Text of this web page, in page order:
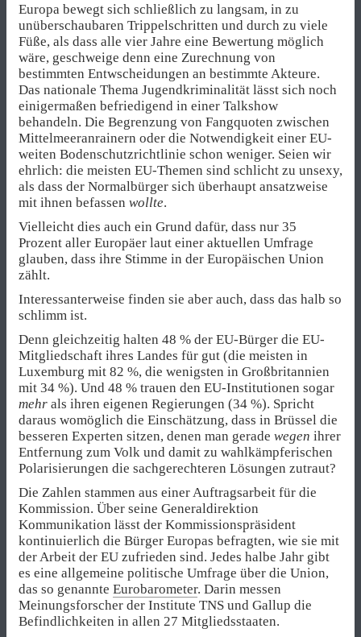
Europa bewegt sich schließlich zu langsam, in zu
unüberschaubaren Trippelschritten und durch zu viele
Füße, als dass alle vier Jahre eine Bewertung möglich
wäre, geschweige denn eine Zurechnung von
bestimmten Entwscheidungen an bestimmte Akteure.
Das nationale Thema Jugendkriminalität lässt sich noch
einigermaßen befriedigend in einer Talkshow
behandeln. Die Begrenzung von Fangquoten zwischen
Mittelmeeranrainern oder die Notwendigkeit einer EU-
weiten Bodenschutzrichtlinie schon weniger. Seien wir
ehrlich: die meisten EU-Themen sind schlicht zu unsexy,
als dass der Normalbürger sich überhaupt ansatzweise
mit ihnen befassen wollte.
Vielleicht dies auch ein Grund dafür, dass nur 35
Prozent aller Europäer laut einer aktuellen Umfrage
glauben, dass ihre Stimme in der Europäischen Union
zählt.
Interessanterweise finden sie aber auch, dass das halb so
schlimm ist.
Denn gleichzeitig halten 48 % der EU-Bürger die EU-
Mitgliedschaft ihres Landes für gut (die meisten in
Luxemburg mit 82 %, die wenigsten in Großbritannien
mit 34 %). Und 48 % trauen den EU-Institutionen sogar
mehr als ihren eigenen Regierungen (34 %). Spricht
daraus womöglich die Einschätzung, dass in Brüssel die
besseren Experten sitzen, denen man gerade wegen ihrer
Entfernung zum Volk und damit zu wahlkämpferischen
Polarisierungen die sachgerechteren Lösungen zutraut?
Die Zahlen stammen aus einer Auftragsarbeit für die
Kommission. Über seine Generaldirektion
Kommunikation lässt der Kommissionspräsident
kontinuierlich die Bürger Europas befragten, wie sie mit
der Arbeit der EU zufrieden sind. Jedes halbe Jahr gibt
es eine allgemeine politische Umfrage über die Union,
das so genannte Eurobarometer. Darin messen
Meinungsforscher der Institute TNS und Gallup die
Befindlichkeiten in allen 27 Mitgliedsstaaten.